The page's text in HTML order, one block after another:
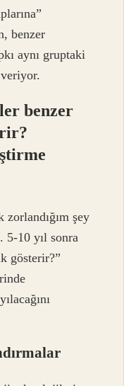
benzer
aynı gruptaki
benzer
zorlandığım şey
5-10 yıl sonra
gösterir?”